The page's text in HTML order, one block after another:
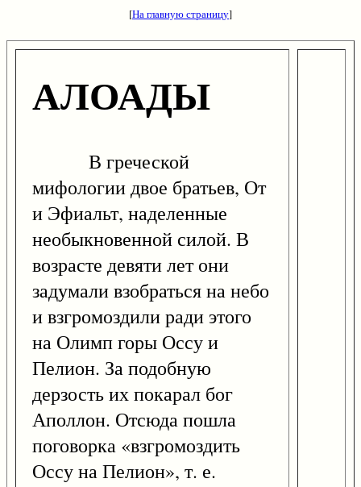
[На главную страницу]
АЛОАДЫ
В греческой
мифологии двое братьев, От
и Эфиальт, наделенные
необыкновенной силой. В
возрасте девяти лет они
задумали взобраться на небо
и взгромоздили ради этого
на Олимп горы Оссу и
Пелион. За подобную
дерзость их покарал бог
Аполлон. Отсюда пошла
поговорка «взгромоздить
Оссу на Пелион», т. е.